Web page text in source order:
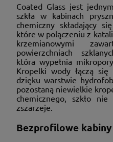
Coated Glass jest
szkła w kabinach
chemiczny składający
które w polączeniu z
krzemianowymi
powierzchniach
która wypełnia
Kropelki wody łączą
dzięku warstwie
pozostaną niewielkie
chemicznego, szkło
zszarzeje.
Bezprofilowe